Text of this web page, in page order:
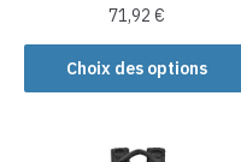
71,92€
Choix des options
Ce
produit
plusieurs